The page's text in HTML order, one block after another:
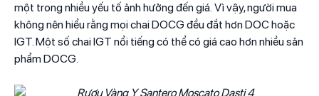
một trong nhiều yếu tố ảnh hưởng đến giá. Vì vậy, người mua
không nên hiểu rằng mọi chai DOCG đều đắt hơn DOC hoặc
IGT. Một số chai IGT nổi tiếng có thể có giá cao hơn nhiều sản
phẩm DOCG.